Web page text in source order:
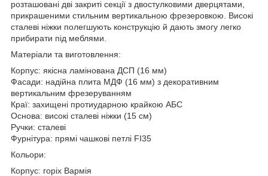
розташовані дві закриті секції з двостулковими дверцятами,
прикрашеними стильним вертикальною фрезеровкою. Високі
сталеві ніжки полегшують конструкцію й дають змогу легко
прибирати під меблями.
Матеріали та виготовлення:
Корпус: якісна ламінована ДСП (16 мм)
Фасади: надійна плита МДФ (16 мм) з декоративним
вертикальним фрезеруванням
Краї: захищені протиударною крайкою АБС
Основа: високі сталеві ніжки (15 см)
Ручки: сталеві
Фурнітура: прямі чашкові петлі FI35
Кольори:
Корпус: горіх Вармія